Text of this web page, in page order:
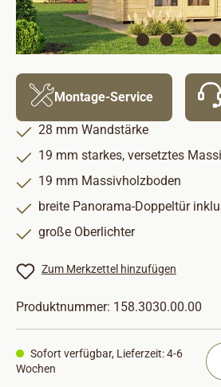
Montage-Service
28 mm Wandstärke
19 mm starkes, versetztes
19 mm Massivholzboden
breite Panorama-Doppeltür
große Oberlichter
Zum Merkzettel hinzufügen
Produktnummer: 158.3030.00.00
Sofort verfügbar, Lieferzeit: 4-6
Wochen